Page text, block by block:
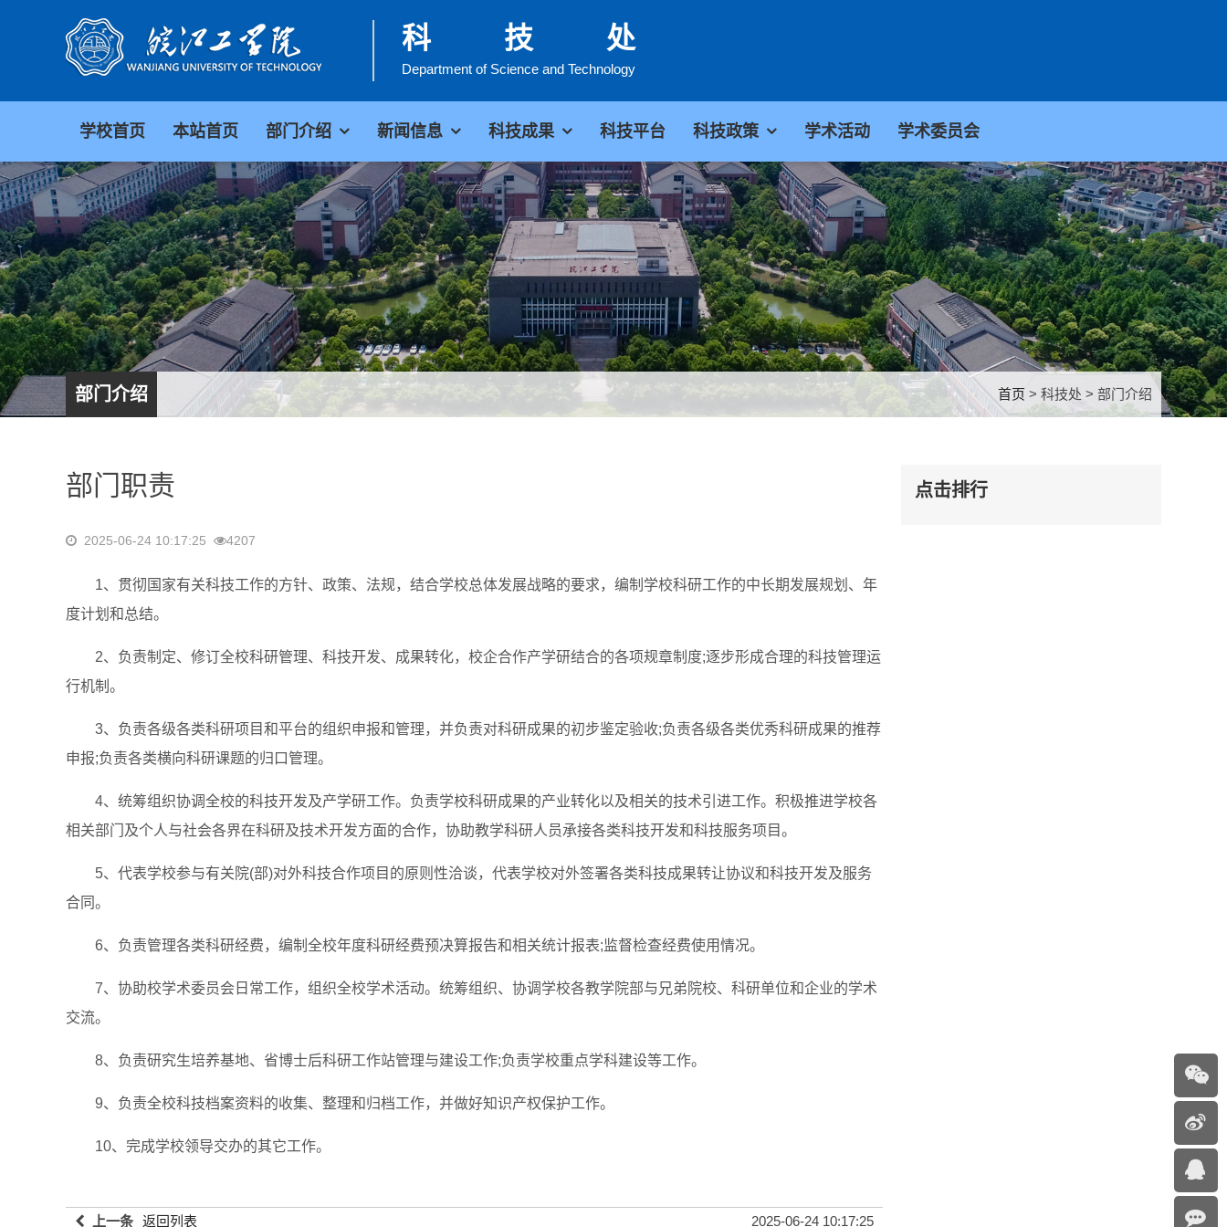
科技处
Department of Science and Technology
学校首页 本站首页 部门介绍 新闻信息 科技成果 科技平台 科技政策 学术活动 学术委员会
部门介绍 首页 > 科技处 > 部门介绍
部门职责
2025-06-24 10:17:25 4207
1、贯彻国家有关科技工作的方针、政策、法规，结合学校总体发展战略的要求，编制学校科研工作的中长期发展规划、年
度计划和总结。
2、负责制定、修订全校科研管理、科技开发、成果转化，校企合作产学研结合的各项规章制度;逐步形成合理的科技管理运
行机制。
3、负责各级各类科研项目和平台的组织申报和管理，并负责对科研成果的初步鉴定验收;负责各级各类优秀科研成果的推荐
申报;负责各类横向科研课题的归口管理。
4、统筹组织协调全校的科技开发及产学研工作。负责学校科研成果的产业转化以及相关的技术引进工作。积极推进学校各
相关部门及个人与社会各界在科研及技术开发方面的合作，协助教学科研人员承接各类科技开发和科技服务项目。
5、代表学校参与有关院(部)对外科技合作项目的原则性洽谈，代表学校对外签署各类科技成果转让协议和科技开发及服务
合同。
6、负责管理各类科研经费，编制全校年度科研经费预决算报告和相关统计报表;监督检查经费使用情况。
7、协助校学术委员会日常工作，组织全校学术活动。统筹组织、协调学校各教学院部与兄弟院校、科研单位和企业的学术
交流。
8、负责研究生培养基地、省博士后科研工作站管理与建设工作;负责学校重点学科建设等工作。
9、负责全校科技档案资料的收集、整理和归档工作，并做好知识产权保护工作。
10、完成学校领导交办的其它工作。
上一条 返回列表 2025-06-24 10:17:25
点击排行